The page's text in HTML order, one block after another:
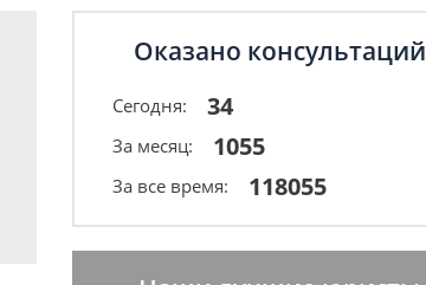
Оказано консультаций
Сегодня: 34
За месяц: 1055
За все время: 118055